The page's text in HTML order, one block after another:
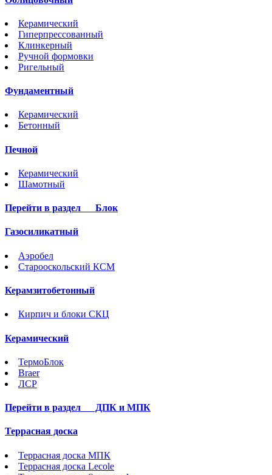
Керамический
Гиперпрессованный
Клинкерный
Ручной формовки
Ригельный
Фундаментный
Керамический
Бетонный
Печной
Керамический
Шамотный
Перейти в раздел Блок
Газосиликатный
Аэробел
Старооскольский КСМ
Керамзитобетонный
Кирпич и блоки СКЦ
Керамический
ТермоБлок
Braer
ЛСР
Перейти в раздел ДПК и МПК
Террасная доска
Террасная доска МПК
Террасная доска Lecole